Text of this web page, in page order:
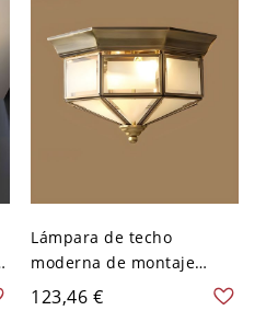
Lámpara de techo
moderna de montaje
semiempotrado de latón
con pantalla de vidrio
123,46 €